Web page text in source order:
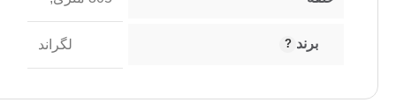
برند لگراند